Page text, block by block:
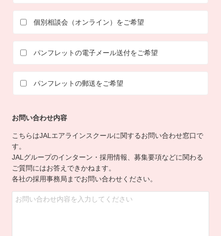
個別相談会（オンライン）をご希望
パンフレットの電子メール送付をご希望
パンフレットの郵送をご希望
お問い合わせ内容
こちらはJALエアラインスクールに関するお問い合わせ窓口で
す。
JALグループのインターン・採用情報、募集要項などに関わる
ご質問にはお答えできかねます。
各社の採用事務局までお問い合わせください。